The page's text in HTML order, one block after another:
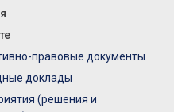
правовые документы
доклады
(решения и